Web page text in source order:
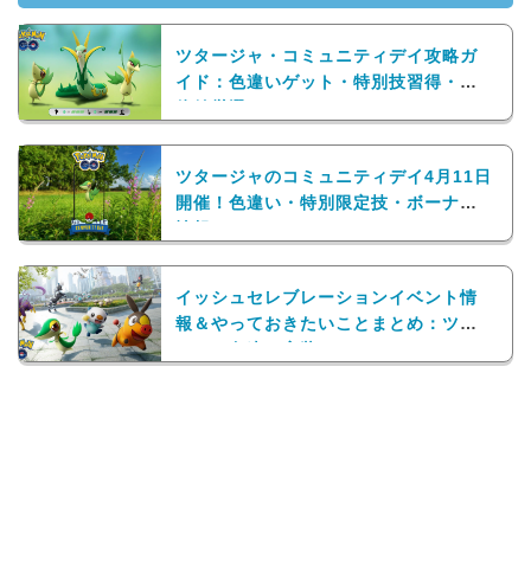
ツタージャ・コミュニティデイ攻略ガ
イド：色違いゲット・特別技習得・個
ツタージャのコミュニティデイ4月11日
開催！色違い・特別限定技・ボーナス
イッシュセレブレーションイベント情
報＆やっておきたいことまとめ：ツタ